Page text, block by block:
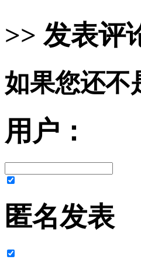
>> 发表评
如果您还
用户：
匿名发表